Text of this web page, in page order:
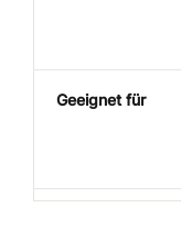
Geeignet für